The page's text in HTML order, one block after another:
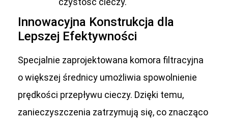
Innowacyjna Konstrukcja dla
Lepszej Efektywności
Specjalnie zaprojektowana komora filtracyjna
o większej średnicy umożliwia spowolnienie
prędkości przepływu cieczy. Dzięki temu,
zanieczyszczenia zatrzymują się, co znacząco